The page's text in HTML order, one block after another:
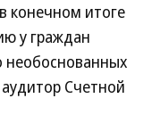
конечном итоге
у граждан
необоснованных
Счетной